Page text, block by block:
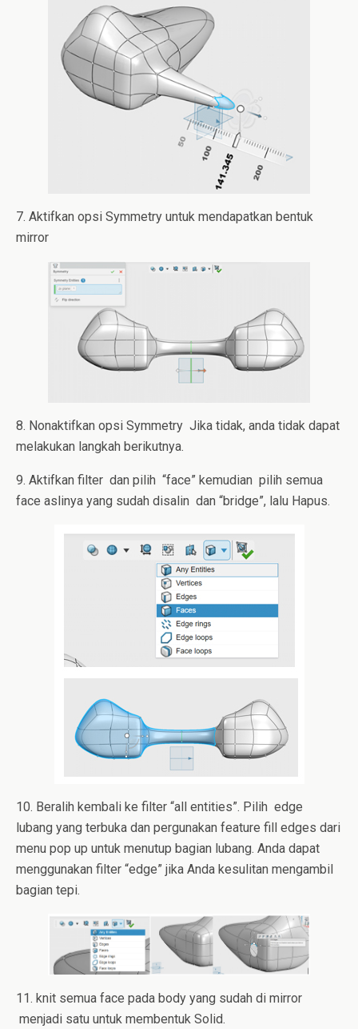
7. Aktifkan opsi Symmetry untuk mendapatkan bentuk
mirror
8. Nonaktifkan opsi Symmetry Jika tidak, anda tidak dapat
melakukan langkah berikutnya.
9. Aktifkan filter dan pilih “face” kemudian pilih semua
face aslinya yang sudah disalin dan “bridge”, lalu Hapus.
10. Beralih kembali ke filter “all entities”. Pilih edge
lubang yang terbuka dan pergunakan feature fill edges dari
menu pop up untuk menutup bagian lubang. Anda dapat
menggunakan filter “edge” jika Anda kesulitan mengambil
bagian tepi.
11. knit semua face pada body yang sudah di mirror
menjadi satu untuk membentuk Solid.